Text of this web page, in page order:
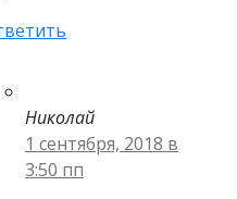
Николай
1 сентября, 2018 в
3:50 пп